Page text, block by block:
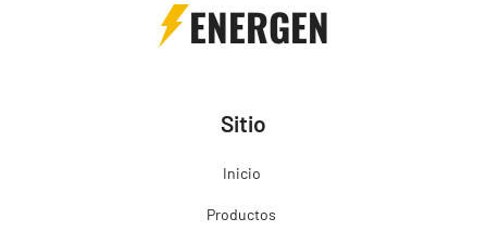
ENERGEN
Sitio
Inicio
Productos